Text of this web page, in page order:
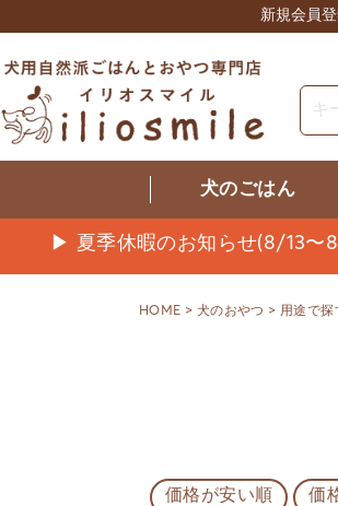
新規会員
犬のごはん
▶ 夏季休暇のお知らせ(8/13〜
HOME 犬のおやつ 用途で探
価格が安い順 価